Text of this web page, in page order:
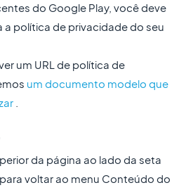
do Google Play, você deve
a política de privacidade do seu
um URL de política de
um documento modelo que
.
da página ao lado da seta
voltar ao menu Conteúdo do